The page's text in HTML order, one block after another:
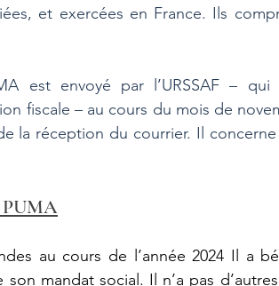
et exercées en France. Ils
est envoyé par l’URSSAF – qui
fiscale – au cours du mois de
la réception du courrier. Il concerne
PUMA
au cours de l’année 2024 Il a
mandat social. Il n’a pas